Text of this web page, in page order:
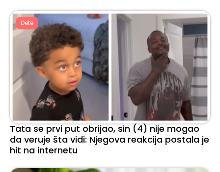
Dete
Tata se prvi put obrijao, sin (4) nije mogao
da veruje šta vidi: Njegova reakcija postala je
hit na internetu